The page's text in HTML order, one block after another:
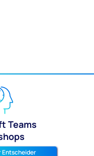
Teams
Entscheider